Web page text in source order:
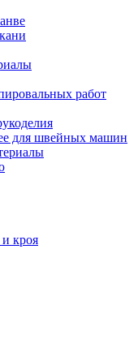
работ
для швейных машин
кроя